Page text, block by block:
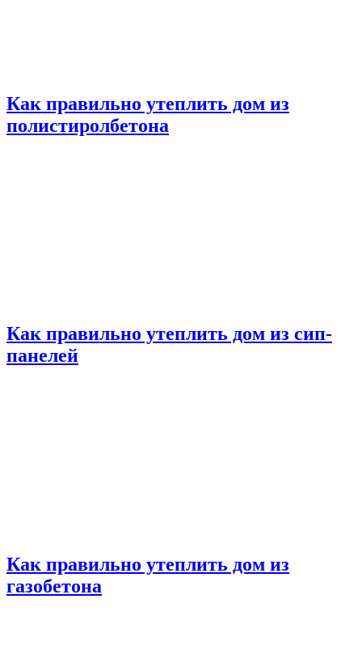
Как правильно утеплить дом из
полистиролбетона
Как правильно утеплить дом из сип-
панелей
Как правильно утеплить дом из
газобетона